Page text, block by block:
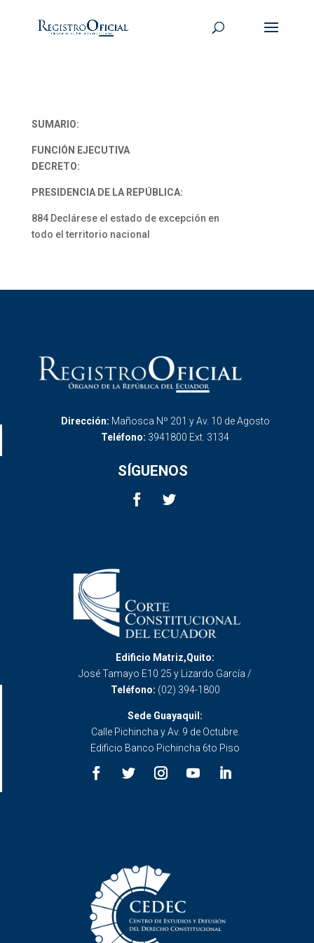
SUMARIO:
FUNCIÓN EJECUTIVA
DECRETO:
PRESIDENCIA DE LA REPÚBLICA:
884 Declárese el estado de excepción en
todo el territorio nacional
Dirección: Mañosca Nº 201 y Av. 10 de Agosto
Teléfono: 3941800 Ext. 3134
SÍGUENOS
Edificio Matriz,Quito:
José Tamayo E10 25 y Lizardo García /
Teléfono: (02) 394-1800
Sede Guayaquil:
Calle Pichincha y Av. 9 de Octubre.
Edificio Banco Pichincha 6to Piso